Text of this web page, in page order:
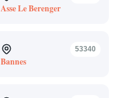
Asse Le Berenger
53340
Bannes